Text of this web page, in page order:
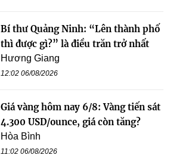
Bí thư Quảng Ninh: “Lên thành phố
thì được gì?” là điều trăn trở nhất
Hương Giang
12:02 06/08/2026
Giá vàng hôm nay 6/8: Vàng tiến sát
4.300 USD/ounce, giá còn tăng?
Hòa Bình
11:02 06/08/2026